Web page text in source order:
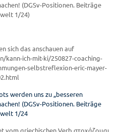
(DGSv-Positionen. Beiträge
1/24)
sich das anschauen auf
kann-ich-mit-ki/250827-coaching-
selbstreflexion-eric-mayer-
werden uns zu „besseren
(DGSv-Positionen. Beiträge
1/24
vom griechischen Verb στοχάζομαι